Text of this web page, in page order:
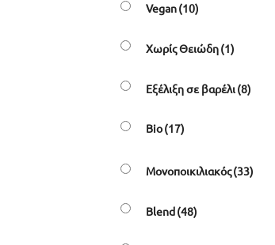
Vegan(10)
Χωρίς Θειώδη(1)
Εξέλιξη σε βαρέλι(8)
Bio(17)
Μονοποικιλιακός(33)
Blend(48)